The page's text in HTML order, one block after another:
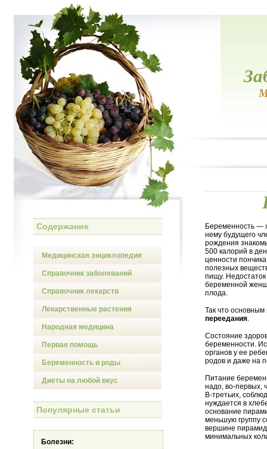
Содержание
Медицинская энциклопедия
Справочник заболеваний
Справочник лекарств
Лекарственные растения
Народная медицина
Первая помощь
Беременность и роды
Диеты на любой вкус
Популярные статьи
Болезни:
Беременность —
нему будущего
рождения
500 калорий в
ценности
полезных
пищу.
беременной
плода.
Так что
переедания.
Состояние
беременности.
органов у ее
родов и даже на
Питание
надо, во-первых,
В-третьих,
нуждается в
основание
меньшую группу
вершине
минимальных